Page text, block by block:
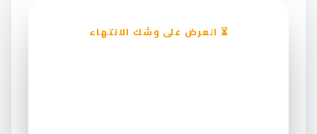
⏳ العرض على وشك الانتهاء